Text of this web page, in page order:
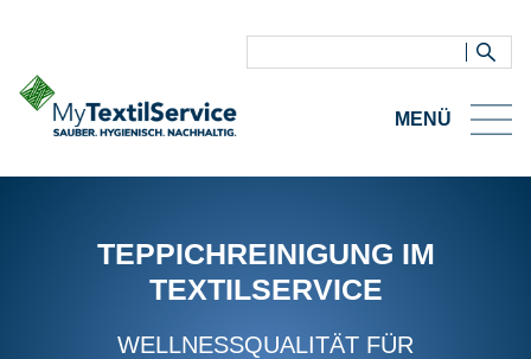
MENÜ
Hygiene
Nachhaltigkeit
Textile Services
TEPPICHREINIGUNG IM
TEXTILSERVICE
WELLNESSQUALITÄT FÜR